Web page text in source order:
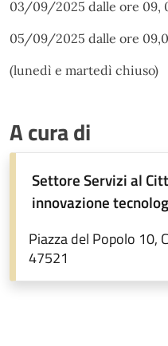
03/09/2025 dalle ore 09,
05/09/2025 dalle ore
(lunedì e martedì chiuso)
A cura di
Settore Servizi al
innovazione
Piazza del Popolo 10,
47521